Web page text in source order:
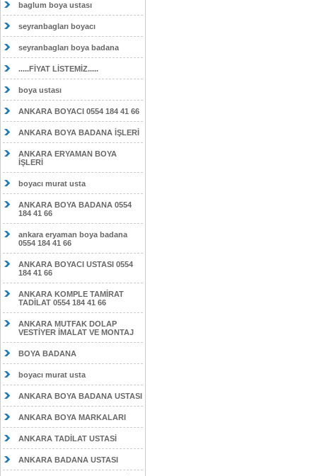
baglum boya ustası
seyranbagları boyacı
seyranbagları boya badana
.....FİYAT LİSTEMİZ.....
boya ustası
ANKARA BOYACI 0554 184 41 66
ANKARA BOYA BADANA İŞLERİ
ANKARA ERYAMAN BOYA
İŞLERİ
boyacı murat usta
ANKARA BOYA BADANA 0554
184 41 66
ankara eryaman boya badana
0554 184 41 66
ANKARA BOYACI USTASI 0554
184 41 66
ANKARA KOMPLE TAMİRAT
TADİLAT 0554 184 41 66
ANKARA MUTFAK DOLAP
VESTİYER İMALAT VE MONTAJ
BOYA BADANA
boyacı murat usta
ANKARA BOYA BADANA USTASI
ANKARA BOYA MARKALARI
ANKARA TADİLAT USTASİ
ANKARA BADANA USTASI